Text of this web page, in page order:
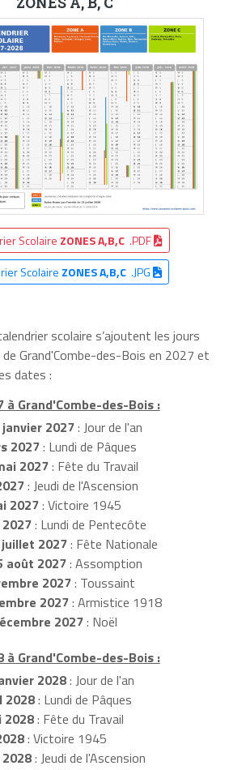
Scolaire ZONES A,B,C .PDF
Scolaire ZONES A,B,C.JPG
scolaire s’ajoutent les jours
Grand'Combe-des-Bois en 2027 et
dates :
à Grand'Combe-des-Bois :
janvier 2027: Jour de l'an
2027: Lundi de Pâques
2027: Fête du Travail
: Jeudi de l'Ascension
2027: Victoire 1945
: Lundi de Pentecôte
2027: Fête Nationale
août 2027: Assomption
2027: Toussaint
2027: Armistice 1918
2027: Noël
à Grand'Combe-des-Bois :
2028: Jour de l'an
2028: Lundi de Pâques
2028: Fête du Travail
: Victoire 1945
: Jeudi de l'Ascension